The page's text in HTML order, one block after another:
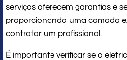
serviços oferecem garantias e
proporcionando uma camada
contratar um profissional.
É importante verificar se o